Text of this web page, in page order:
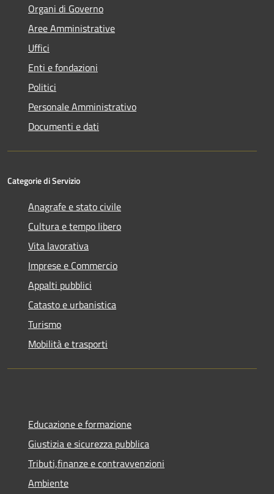
Organi di Governo
Aree Amministrative
Uffici
Enti e fondazioni
Politici
Personale Amministrativo
Documenti e dati
Categorie di Servizio
Anagrafe e stato civile
Cultura e tempo libero
Vita lavorativa
Imprese e Commercio
Appalti pubblici
Catasto e urbanistica
Turismo
Mobilità e trasporti
Educazione e formazione
Giustizia e sicurezza pubblica
Tributi,finanze e contravvenzioni
Ambiente